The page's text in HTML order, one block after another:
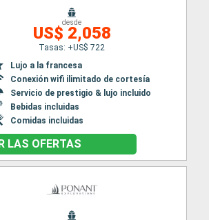
desde
US$ 2,058
Tasas: +US$ 722
Lujo a la francesa
Conexión wifi ilimitado de cortesía
Servicio de prestigio & lujo incluido
Bebidas incluidas
Comidas incluidas
LAS OFERTAS